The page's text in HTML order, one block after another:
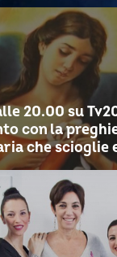
20.00 su
con la
che scioglie